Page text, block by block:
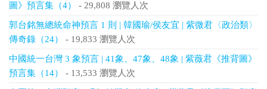
圖》預言集（4）
- 29,808 瀏覽人次
郭台銘無總統命神預言 1 則 | 韓國瑜/侯友宜 | 紫微君〈政治類〉
傳奇錄（24）
- 19,833 瀏覽人次
中國統一台灣 3 象預言 | 41象、47象、48象 | 紫薇君《推背圖》
預言集（14）
- 13,533 瀏覽人次